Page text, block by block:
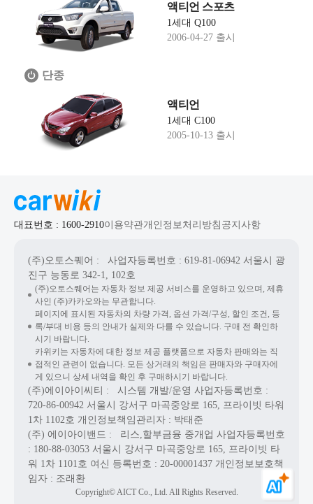
액티언 스포츠
1세대 Q100
2006-04-27 출시
단종
액티언
1세대 C100
2005-10-13 출시
대표번호 : 1600-2910이용약관개인정보처리방침 공지사항
(주)오토스퀘어 : 사업자등록번호 : 619-81-06942 서울시 광
진구 능동로 342-1, 102호
(주)오토스퀘어는 자동차 정보 제공 서비스를 운영하고 있으며, 제휴
사인 (주)카카오와는 무관합니다.
페이지에 표시된 자동차의 차량 가격, 옵션 가격/구성, 할인 조건, 등
록/부대 비용 등의 안내가 실제와 다를 수 있습니다. 구매 전 확인하
시기 바랍니다.
카위키는 자동차에 대한 정보 제공 플랫폼으로 자동차 판매와는 직
접적인 관련이 없습니다. 모든 상거래의 책임은 판매자와 구매자에
게 있으니 상세 내역을 확인 후 구매하시기 바랍니다.
(주)에이아이씨티 : 시스템 개발/운영 사업자등록번호 :
720-86-00942 서울시 강서구 마곡중앙로 165, 프라이빗 타워
1차 1102호 개인정보책임관리자 : 박태준
(주) 에이아이밴드 : 리스,할부금융 중개업 사업자등록번호
: 180-88-03053 서울시 강서구 마곡중앙로 165, 프라이빗 타
워 1차 1101호 여신 등록번호 : 20-00001437 개인정보보호책
임자 : 조래환
Copyright© AICT Co., Ltd. All Rights Reserved.